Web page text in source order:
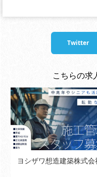
Twitter
こちらの求
ヨシザワ想造建築株式会